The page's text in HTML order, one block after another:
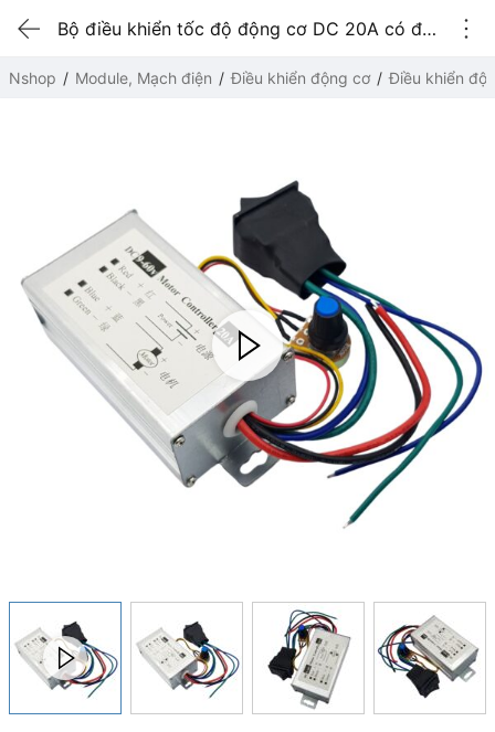
Bộ điều khiển tốc độ động cơ DC 20A có đảo chiều - vỏ nhôm
Nshop Module, Mạch điện Điều khiển động cơ Điều khiển